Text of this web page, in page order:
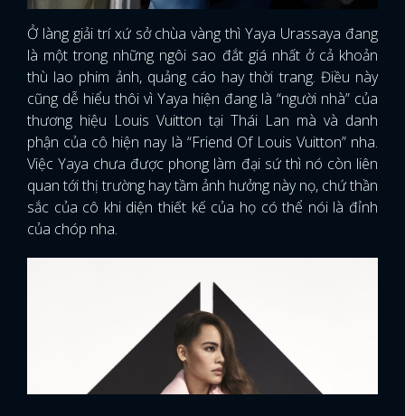
Ở làng giải trí xứ sở chùa vàng thì Yaya Urassaya đang
là một trong những ngôi sao đắt giá nhất ở cả khoản
thù lao phim ảnh, quảng cáo hay thời trang. Điều này
cũng dễ hiểu thôi vì Yaya hiện đang là “người nhà” của
thương hiệu Louis Vuitton tại Thái Lan mà và danh
phận của cô hiện nay là “Friend Of Louis Vuitton” nha.
Việc Yaya chưa được phong làm đại sứ thì nó còn liên
quan tới thị trường hay tầm ảnh hưởng này nọ, chứ thần
sắc của cô khi diện thiết kế của họ có thể nói là đỉnh
của chóp nha.